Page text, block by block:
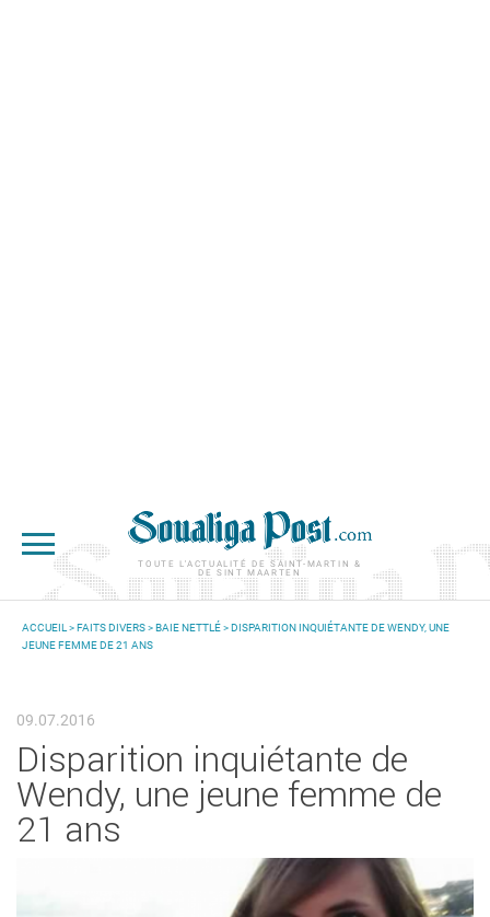
TOUTE L'ACTUALITÉ DE SAINT-MARTIN &
DE SINT MAARTEN
VOUS ÊTES ICI
ACCUEIL >FAITS DIVERS>BAIE NETTLÉ> DISPARITION INQUIÉTANTE DE WENDY, UNE
JEUNE FEMME DE 21 ANS
09.07.2016
Disparition inquiétante de
Wendy, une jeune femme de
21 ans